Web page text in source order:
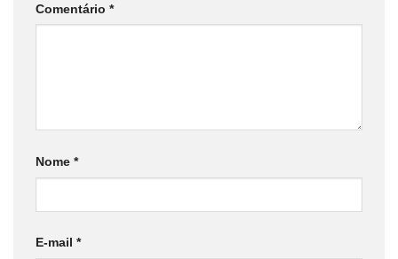
Comentário *
Nome *
E-mail *